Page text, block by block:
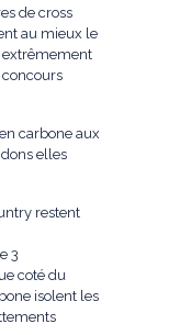
de cross
au mieux le
extrêmement
carbone aux
elles
restent
3
coté du
isolent les